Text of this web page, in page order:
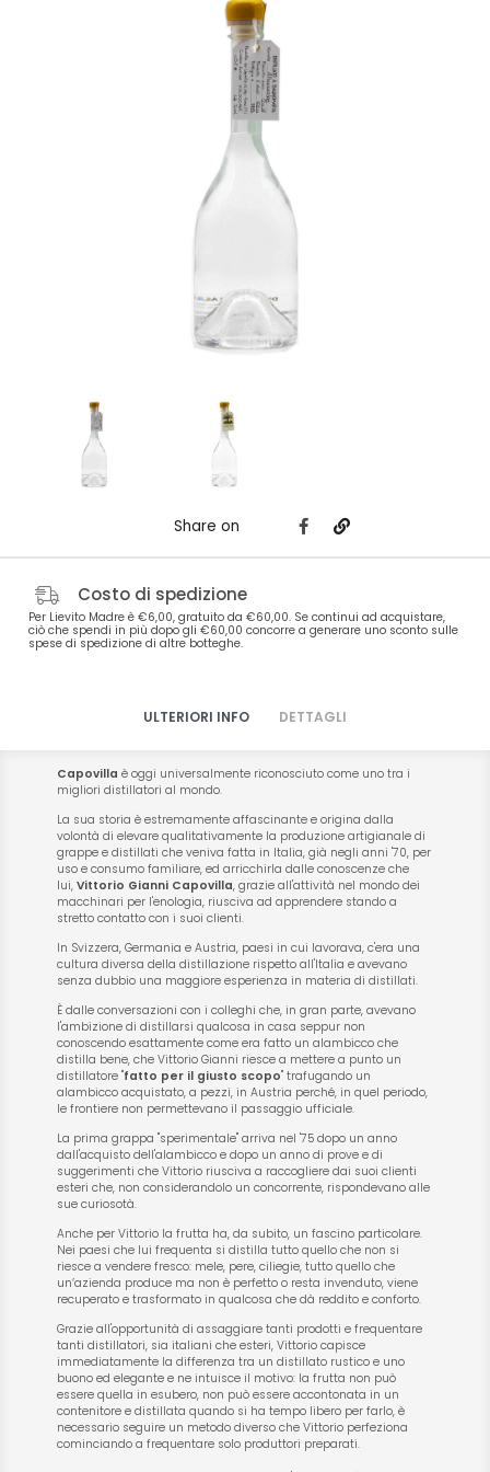
Share on
Costo di spedizione
Per Lievito Madre è €6,00, gratuito da €60,00. Se continui ad acquistare,
ciò che spendi in più dopo gli €60,00 concorre a generare uno sconto sulle
spese di spedizione di altre botteghe.
ULTERIORI INFO DETTAGLI
Capovillaè oggi universalmente riconosciuto come uno tra i
migliori distillatori al mondo.
La sua storia è estremamente affascinante e origina dalla
volontà di elevare qualitativamente la produzione artigianale di
grappe e distillati che veniva fatta in Italia, già negli anni '70, per
uso e consumo familiare, ed arricchirla dalle conoscenze che
lui,Vittorio Gianni Capovilla, grazie all'attività nel mondo dei
macchinari per l'enologia, riusciva ad apprendere stando a
stretto contatto con i suoi clienti.
In Svizzera, Germania e Austria, paesi in cui lavorava, c'era una
cultura diversa della distillazione rispetto all'Italia e avevano
senza dubbio una maggiore esperienza in materia di distillati.
È dalle conversazioni con i colleghi che, in gran parte, avevano
l'ambizione di distillarsi qualcosa in casa seppur non
conoscendo esattamente come era fatto un alambicco che
distilla bene, che Vittorio Gianni riesce a mettere a punto un
distillatore "fatto per il giusto scopo" trafugando un
alambicco acquistato, a pezzi, in Austria perché, in quel periodo,
le frontiere non permettevano il passaggio ufficiale.
La prima grappa "sperimentale" arriva nel '75 dopo un anno
dall'acquisto dell'alambicco e dopo un anno di prove e di
suggerimenti che Vittorio riusciva a raccogliere dai suoi clienti
esteri che, non considerandolo un concorrente, rispondevano alle
sue curiosotà.
Anche per Vittorio la frutta ha, da subito, un fascino particolare.
Nei paesi che lui frequenta si distilla tutto quello che non si
riesce a vendere fresco: mele, pere, ciliegie, tutto quello che
un’azienda produce ma non è perfetto o resta invenduto, viene
recuperato e trasformato in qualcosa che dà reddito e conforto.
Grazie all'opportunità di assaggiare tanti prodotti e frequentare
tanti distillatori, sia italiani che esteri, Vittorio capisce
immediatamente la differenza tra un distillato rustico e uno
buono ed elegante e ne intuisce il motivo: la frutta non può
essere quella in esubero, non può essere accontonata in un
contenitore e distillata quando si ha tempo libero per farlo, è
necessario seguire un metodo diverso che Vittorio perfeziona
cominciando a frequentare solo produttori preparati.